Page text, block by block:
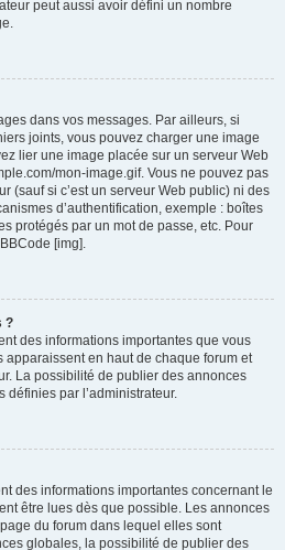
peut aussi avoir défini un nombre
dans vos messages. Par ailleurs, si
joints, vous pouvez charger une image
lier une image placée sur un serveur Web
mon-image.gif. Vous ne pouvez pas
(sauf si c’est un serveur Web public) ni des
d’authentification, exemple : boîtes
protégés par un mot de passe, etc. Pour
[img].
?
des informations importantes que vous
en haut de chaque forum et
La possibilité de publier des annonces
par l’administrateur.
des informations importantes concernant le
être lues dès que possible. Les annonces
du forum dans lequel elles sont
globales, la possibilité de publier des